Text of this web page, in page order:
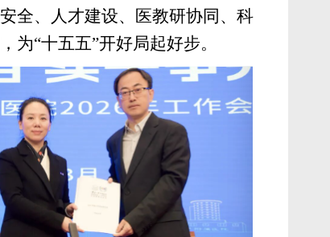
全、人才建设、医教研协同、科
“十五五”开好局起好步。